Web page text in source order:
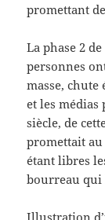
promettant
La phase 2
personnes
masse,
et les médias
siècle, de
promettait au
étant libres
bourreau qui